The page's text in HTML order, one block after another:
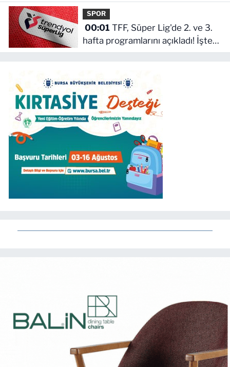
SPOR
00:01
hafta programlarını açıkladı! İşte
maçların başlama saati